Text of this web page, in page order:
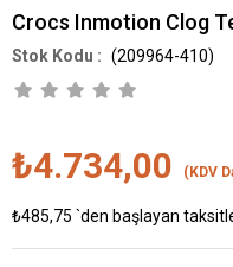
Crocs Inmotion Clog
(209964-410)
₺4.734,00 (KDV
₺485,75 `den başlayan